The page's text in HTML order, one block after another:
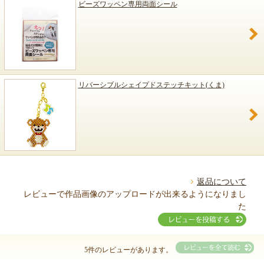
ビーズワッペン専用両面シール
リバーシブルシェイプドステッチキット(くま)
返品について
レビューで作品画像のアップロードが出来るようになりまし
た
5件のレビューがあります。